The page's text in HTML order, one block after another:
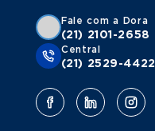
Fale com a Dora
(21) 2101-2658
Central
(21) 2529-4422